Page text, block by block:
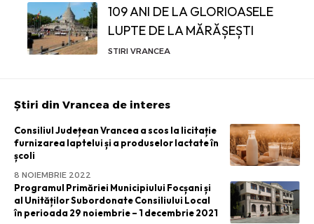
109 ANI DE LA GLORIOASELE
LUPTE DE LA MĂRĂȘEȘTI
STIRI VRANCEA
Știri din Vrancea de interes
Consiliul Județean Vrancea a scos la licitație
furnizarea laptelui și a produselor lactate în
școli
8 NOIEMBRIE 2022
Programul Primăriei Municipiului Focșani și
al Unităților Subordonate Consiliului Local
în perioada 29 noiembrie – 1 decembrie 2021